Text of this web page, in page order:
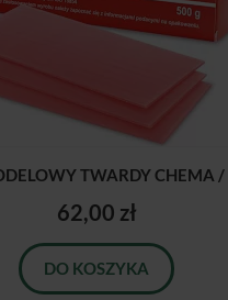
TWARDY CHEMA /
62,00 zł
DO KOSZYKA